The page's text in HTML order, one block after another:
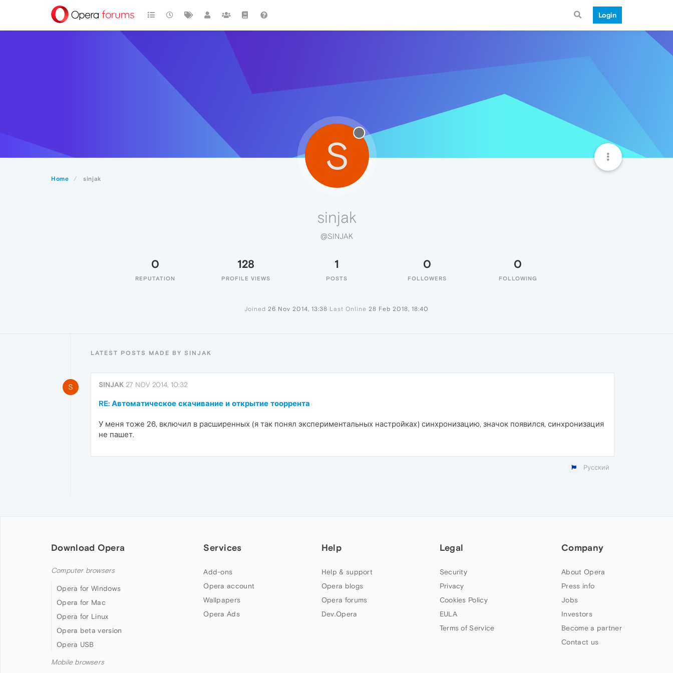
Login
Home sinjak
S
sinjak
@SINJAK
0
REPUTATION
128
PROFILE VIEWS
1
POSTS
0
FOLLOWERS
0
FOLLOWING
Joined 26 Nov 2014, 13:38 Last Online 28 Feb 2018, 18:40
LATEST POSTS MADE BY SINJAK
S SINJAK 27 NOV 2014, 10:32
RE: Автоматическое скачивание и открытие тооррента
У меня тоже 26, включил в расширенных (я так понял экспериментальных настройках) синхронизацию, значок появился, синхронизация
не пашет.
Русский
Download Opera
Computer browsers
Opera for Windows
Opera for Mac
Opera for Linux
Opera beta version
Opera USB
Mobile browsers
Services
Add-ons
Opera account
Wallpapers
Opera Ads
Help
Help & support
Opera blogs
Opera forums
Dev.Opera
Legal
Security
Privacy
Cookies Policy
EULA
Terms of Service
Company
About Opera
Press info
Jobs
Investors
Become a partner
Contact us